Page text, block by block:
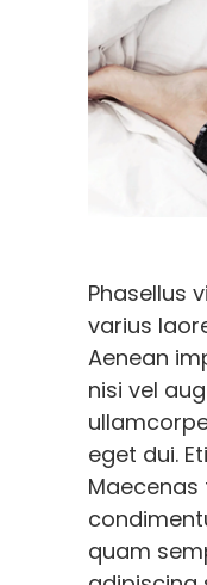
Phasellus
varius
Aenean
nisi vel
eget dui.
quam